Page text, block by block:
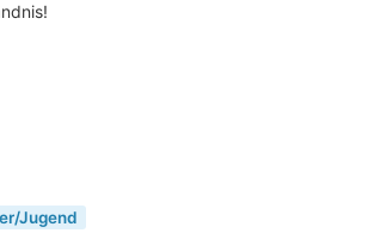
Jugend